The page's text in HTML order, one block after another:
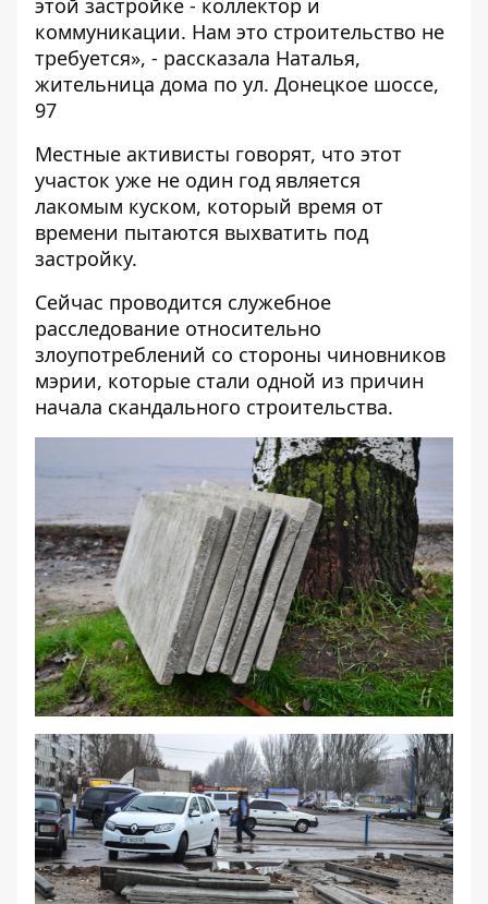
коммуникации. Нам это строительство не
требуется», - рассказала Наталья,
жительница дома по ул. Донецкое шоссе,
97
Местные активисты говорят, что этот
участок уже не один год является
лакомым куском, который время от
времени пытаются выхватить под
застройку.
Сейчас проводится служебное
расследование относительно
злоупотреблений со стороны чиновников
мэрии, которые стали одной из причин
начала скандального строительства.